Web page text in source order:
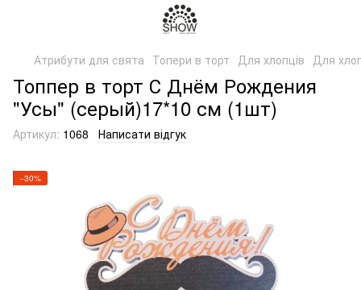
Атрибути для свята Топери в торт Для хлопців Для
Топпер в торт С Днём Рождения
"Усы" (серый)17*10 см (1шт)
Артикул: 1068 Написати відгук
−30%